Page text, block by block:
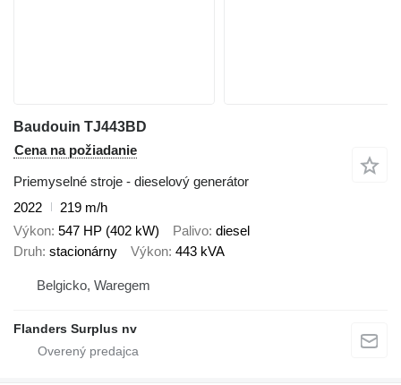
Baudouin TJ443BD
Cena na požiadanie
Priemyselné stroje - dieselový generátor
2022
219 m/h
Výkon 547 HP (402 kW) Palivo diesel
Druh stacionárny Výkon 443 kVA
Belgicko, Waregem
Flanders Surplus nv